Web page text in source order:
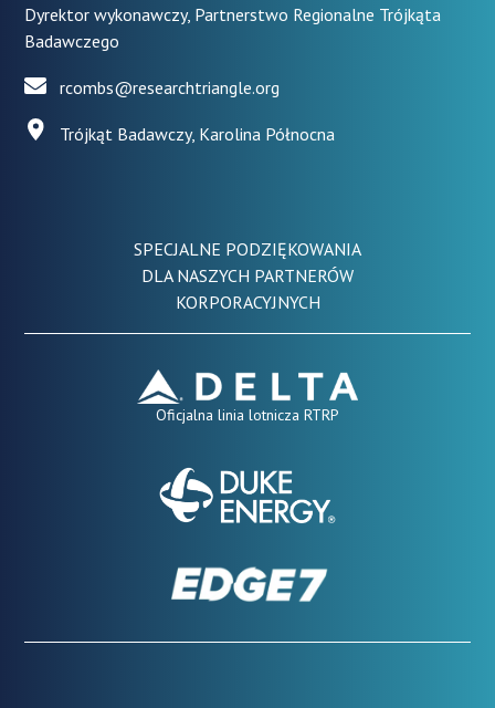
Dyrektor wykonawczy, Partnerstwo Regionalne Trójkąta
Badawczego
rcombs@researchtriangle.org
Trójkąt Badawczy, Karolina Północna
SPECJALNE PODZIĘKOWANIA
DLA NASZYCH PARTNERÓW
KORPORACYJNYCH
Oficjalna linia lotnicza RTRP